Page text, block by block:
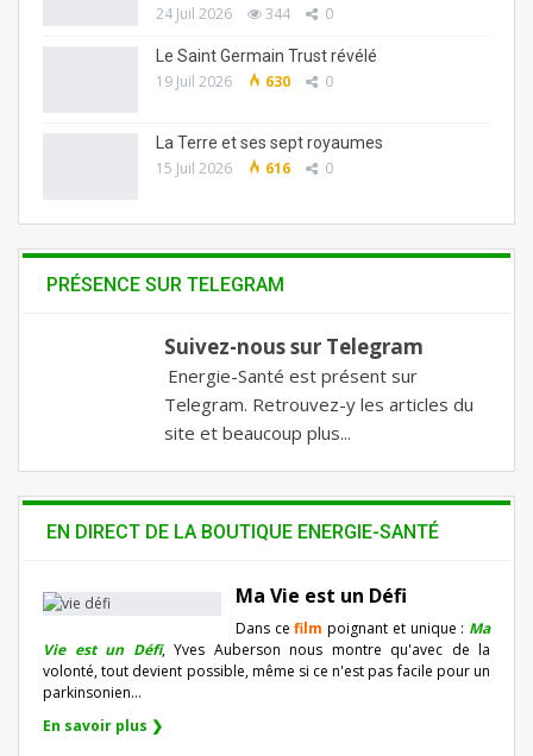
24 Juil 2026 344 0
Le Saint Germain Trust révélé
19 Juil 2026 630 0
La Terre et ses sept royaumes
15 Juil 2026 616 0
PRÉSENCE SUR TELEGRAM
Suivez-nous sur Telegram
Energie-Santé est présent sur
Telegram. Retrouvez-y les articles du
site et beaucoup plus...
EN DIRECT DE LA BOUTIQUE ENERGIE-SANTÉ
Ma Vie est un Défi
Dans cefilm poignant et unique : Ma
Vie est un Défi, Yves Auberson nous montre qu'avec de la
volonté, tout devient possible, même si ce n'est pas facile pour un
parkinsonien…
En savoir plus ❯